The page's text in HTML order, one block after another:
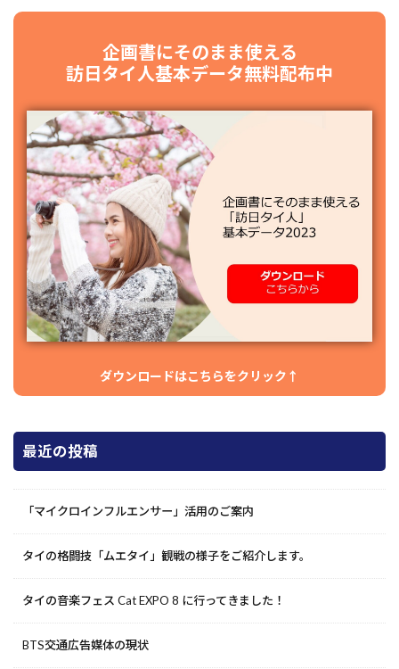
企画書にそのまま使える
訪日タイ人基本データ無料配布中
ダウンロードはこちらをクリック↑
最近の投稿
「マイクロインフルエンサー」活用のご案内
タイの格闘技「ムエタイ」観戦の様子をご紹介します。
タイの音楽フェス Cat EXPO 8 に行ってきました！
BTS交通広告媒体の現状